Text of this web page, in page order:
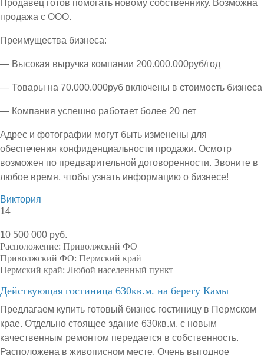
Продавец готов помогать новому собственнику. Возможна
продажа с ООО.
Преимущества бизнеса:
— Высокая выручка компании 200.000.000руб/год
— Товары на 70.000.000руб включены в стоимость бизнеса
— Компания успешно работает более 20 лет
Адрес и фотографии могут быть изменены для
обеспечения конфиденциальности продажи. Осмотр
возможен по предварительной договоренности. Звоните в
любое время, чтобы узнать информацию о бизнесе!
Виктория
14
10 500 000 руб.
Расположение: Приволжский ФО
Приволжский ФО: Пермский край
Пермский край: Любой населенный пункт
Действующая гостиница 630кв.м. на берегу Камы
Предлагаем купить готовый бизнес гостиницу в Пермском
крае. Отдельно стоящее здание 630кв.м. с новым
качественным ремонтом передается в собственность.
Расположена в живописном месте. Очень выгодное